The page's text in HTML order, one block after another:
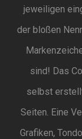
jeweiligen
der bloßen
sind! Das
selbst
Seiten. Eine
Grafiken,